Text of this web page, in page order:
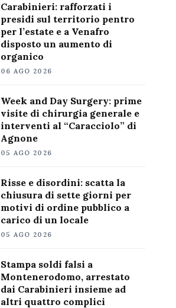
Carabinieri: rafforzati i
presidi sul territorio pentro
per l’estate e a Venafro
disposto un aumento di
organico
06 AGO 2026
Week and Day Surgery: prime
visite di chirurgia generale e
interventi al “Caracciolo” di
Agnone
05 AGO 2026
Risse e disordini: scatta la
chiusura di sette giorni per
motivi di ordine pubblico a
carico di un locale
05 AGO 2026
Stampa soldi falsi a
Montenerodomo, arrestato
dai Carabinieri insieme ad
altri quattro complici